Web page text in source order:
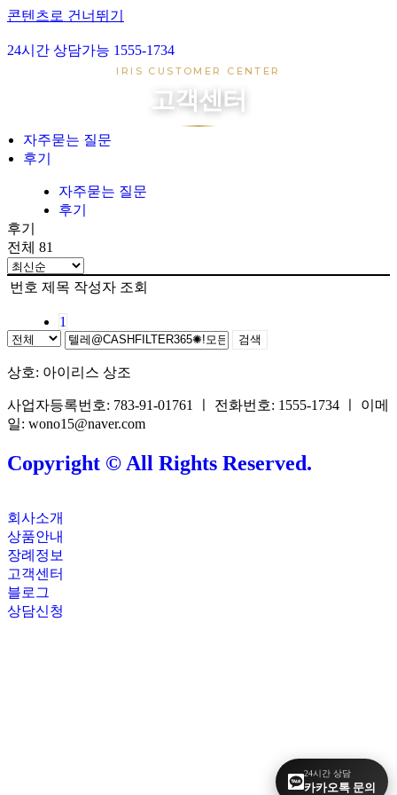
콘텐츠로 건너뛰기
장례준비
자주묻는 질문
후기
24시간 상담가능 1555-1734
IRIS CUSTOMER CENTER
고객센터
자주묻는 질문
후기
자주묻는 질문
후기
후기
전체 81
번호 제목 작성자 조회
1
검색
24시간 상담
카카오톡 문의
상호: 아이리스 상조
사업자등록번호: 783-91-01761 ㅣ 전화번호: 1555-1734 ㅣ 이메
일: wono15@naver.com
Copyright © All Rights Reserved.
회사소개
상품안내
장례정보
고객센터
블로그
상담신청